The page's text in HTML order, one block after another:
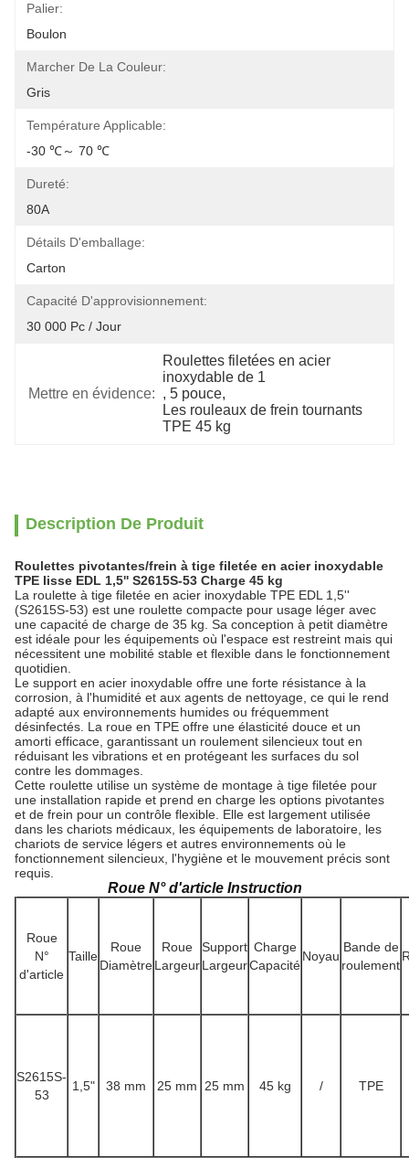
Palier:
Boulon
Marcher De La Couleur:
Gris
Température Applicable:
-30 ℃～ 70 ℃
Dureté:
80A
Détails D'emballage:
Carton
Capacité D'approvisionnement:
30 000 Pc / Jour
Mettre en évidence:
Roulettes filetées en acier
inoxydable de 1
, 5 pouce,
Les rouleaux de frein tournants
TPE 45 kg
Description De Produit
Roulettes pivotantes/frein à tige filetée en acier inoxydable
TPE lisse EDL 1,5'' S2615S-53 Charge 45 kg
La roulette à tige filetée en acier inoxydable TPE EDL 1,5''
(S2615S-53) est une roulette compacte pour usage léger avec
une capacité de charge de 35 kg. Sa conception à petit diamètre
est idéale pour les équipements où l'espace est restreint mais qui
nécessitent une mobilité stable et flexible dans le fonctionnement
quotidien.
Le support en acier inoxydable offre une forte résistance à la
corrosion, à l'humidité et aux agents de nettoyage, ce qui le rend
adapté aux environnements humides ou fréquemment
désinfectés. La roue en TPE offre une élasticité douce et un
amorti efficace, garantissant un roulement silencieux tout en
réduisant les vibrations et en protégeant les surfaces du sol
contre les dommages.
Cette roulette utilise un système de montage à tige filetée pour
une installation rapide et prend en charge les options pivotantes
et de frein pour un contrôle flexible. Elle est largement utilisée
dans les chariots médicaux, les équipements de laboratoire, les
chariots de service légers et autres environnements où le
fonctionnement silencieux, l'hygiène et le mouvement précis sont
requis.
Roue N° d'article Instruction
Roue
N°
d'article
Taille
Roue
Diamètre
Roue
Largeur
Support
Largeur
Charge
Capacité
Noyau
Bande de
roulement
S2615S-
53
1,5" 38 mm 25 mm 25 mm 45 kg / TPE